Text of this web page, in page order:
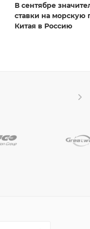
В сентябре
ставки на морскую
Китая в Россию